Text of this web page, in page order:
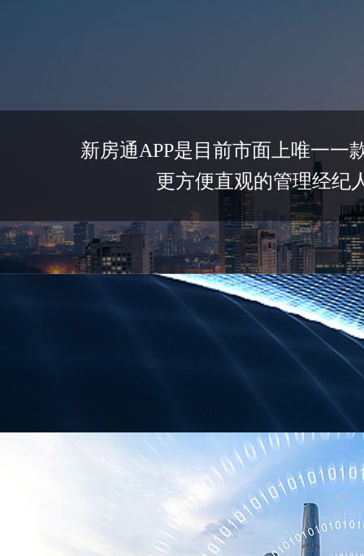
新房通APP是目前市面上唯一一
更方便直观的管理经纪